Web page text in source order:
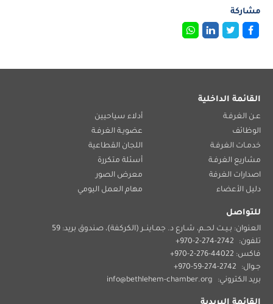
مشاركة
القائمة الداخلية
عـن الغرفـة
أدلاء سياحيين
الوظائف
عضويـة الغرفـة
خدمـات الغرفـة
اللجان القطاعية
مشاريع الغرفـة
أسئلة متكررة
اصدارات الغرفة
معرض الصور
دليل الأعضاء
مهام العمل اليومي
للتواصل
العنوان: بـيـت لحــم، شـارع د. جمـاينــر (الكركفة)، صندوق بريد: 59
تلفون:
2742-274-2-970+
فاكس: 44022-276-2-970+
جـوال:
2742-274-59-970+
بريد الكتروني:
info@bethlehem-chamber.org
القائمة البريدية